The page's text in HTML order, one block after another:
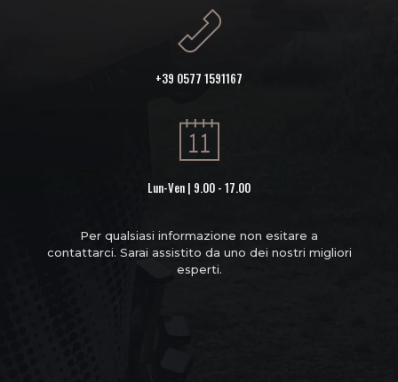
+39 0577 1591167
Lun-Ven | 9.00 - 17.00
Per qualsiasi informazione non esitare a
contattarci. Sarai assistito da uno dei nostri migliori
esperti.